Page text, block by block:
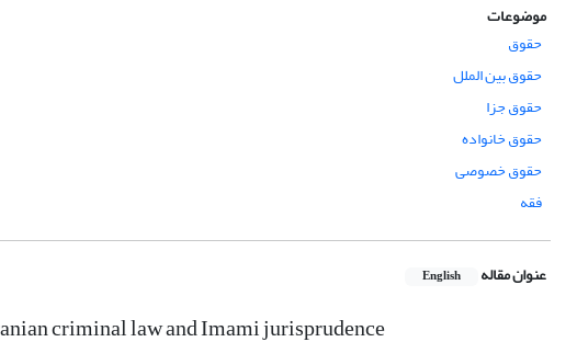
موضوعات
حقوق
حقوق بین الملل
حقوق جزا
حقوق خانواده
حقوق خصوصی
فقه
عنوان مقاله English
criminal law and Imami jurisprudence